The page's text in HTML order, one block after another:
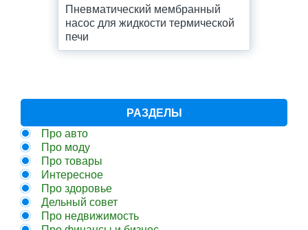
Пневматический мембранный
насос для жидкости термической
печи
РАЗДЕЛЫ
Про авто
Про моду
Про товары
Интересное
Про здоровье
Дельный совет
Про недвижимость